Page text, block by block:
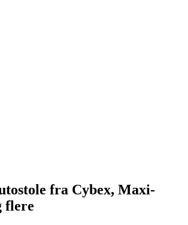
fra Cybex, Maxi-
flere